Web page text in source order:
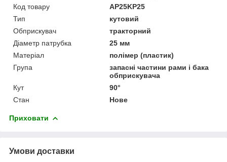
Код товару
AP25KP25
Тип
кутовий
Обприскувач
тракторний
Діаметр патрубка
25 мм
Матеріал
полімер (пластик)
Група
запасні частини рами і бака
обприскувача
Кут
90°
Стан
Нове
Приховати
Умови доставки